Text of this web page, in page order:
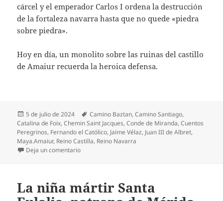
cárcel y el emperador Carlos I ordena la destrucción
de la fortaleza navarra hasta que no quede «piedra
sobre piedra».
Hoy en día, un monolito sobre las ruinas del castillo
de Amaiur recuerda la heroica defensa.
Publicado
el
5 de julio de 2024 Etiquetas
Camino Baztan,Camino Santiago,
Catalina de Foix,Chemin Saint Jacques,Conde de Miranda,Cuentos
Peregrinos, Fernando el Católico, Jaime Vélaz, Juan III de Albret,
Maya.Amaiur, Reino Castilla, Reino Navarra
Deja un comentarioen Amaiur, el último reducto navarro que resistió el
La niña mártir Santa